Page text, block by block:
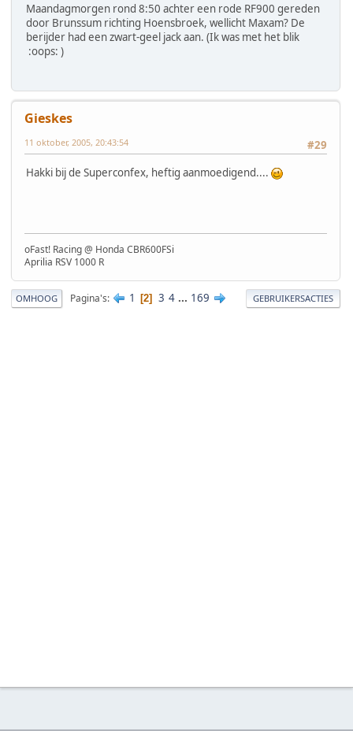
Maandagmorgen rond 8:50 achter een rode RF900 gereden
door Brunssum richting Hoensbroek, wellicht Maxam? De
berijder had een zwart-geel jack aan. (Ik was met het blik
:oops: )
Gieskes
#29
11 oktober, 2005, 20:43:54
Hakki bij de Superconfex, heftig aanmoedigend....
oFast! Racing @ Honda CBR600FSi
Aprilia RSV 1000 R
OMHOOG Pagina's 1 2 3 4 ... 169 GEBRUIKERSACTIES